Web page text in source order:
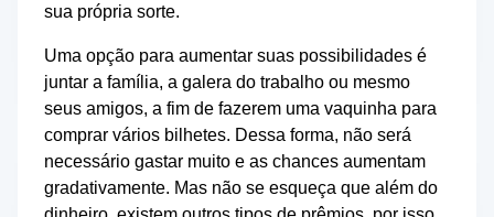
sua própria sorte.
Uma opção para aumentar suas possibilidades é
juntar a família, a galera do trabalho ou mesmo
seus amigos, a fim de fazerem uma vaquinha para
comprar vários bilhetes. Dessa forma, não será
necessário gastar muito e as chances aumentam
gradativamente. Mas não se esqueça que além do